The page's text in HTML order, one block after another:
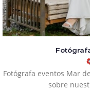
Fotógrafa eventos Mar
sobre